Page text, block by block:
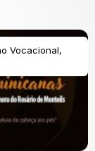
Vocacional,